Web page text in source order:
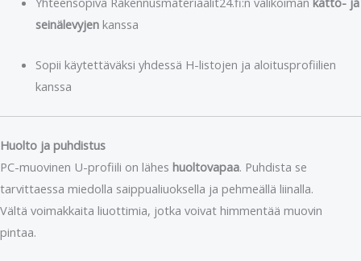
seinälevyjenkanssa
Sopii käytettäväksi yhdessä H-listojen ja aloitusprofiilien
kanssa
Huolto ja puhdistus
PC-muovinen U-profiili on lähes huoltovapaa. Puhdista se
tarvittaessa miedolla saippualiuoksella ja pehmeällä liinalla.
Vältä voimakkaita liuottimia, jotka voivat himmentää muovin
pintaa.